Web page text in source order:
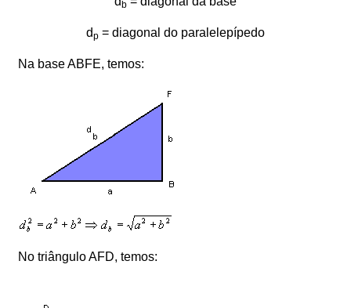
b
dp = diagonal do paralelepípedo
Na base ABFE, temos:
No triângulo AFD, temos: